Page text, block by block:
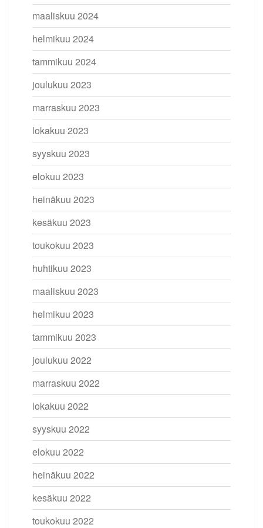
maaliskuu 2024
helmikuu 2024
tammikuu 2024
joulukuu 2023
marraskuu 2023
lokakuu 2023
syyskuu 2023
elokuu 2023
heinäkuu 2023
kesäkuu 2023
toukokuu 2023
huhtikuu 2023
maaliskuu 2023
helmikuu 2023
tammikuu 2023
joulukuu 2022
marraskuu 2022
lokakuu 2022
syyskuu 2022
elokuu 2022
heinäkuu 2022
kesäkuu 2022
toukokuu 2022